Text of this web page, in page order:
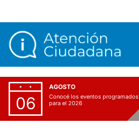
06
AGOSTO
Conocé los eventos programados
para el 2026